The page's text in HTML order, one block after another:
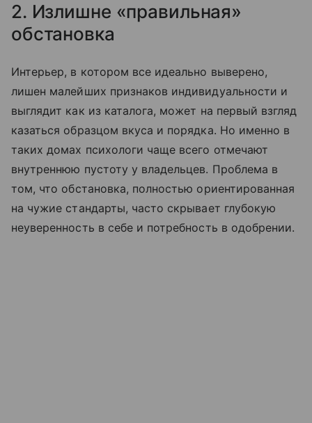
2. Излишне «правильная»
обстановка
Интерьер, в котором все идеально выверено,
лишен малейших признаков индивидуальности и
выглядит как из каталога, может на первый взгляд
казаться образцом вкуса и порядка. Но именно в
таких домах психологи чаще всего отмечают
внутреннюю пустоту у владельцев. Проблема в
том, что обстановка, полностью ориентированная
на чужие стандарты, часто скрывает глубокую
неуверенность в себе и потребность в одобрении.